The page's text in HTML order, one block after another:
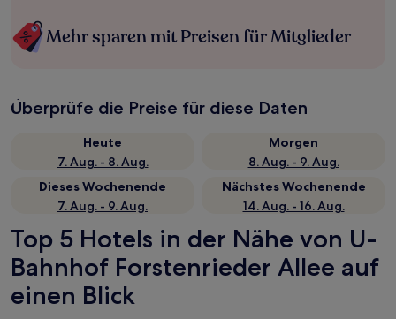
Mehr sparen mit Preisen für Mitglieder
Überprüfe die Preise für diese Daten
Heute
7. Aug. - 8. Aug.
Morgen
8. Aug. - 9. Aug.
Dieses Wochenende
7. Aug. - 9. Aug.
Nächstes Wochenende
14. Aug. - 16. Aug.
Top 5 Hotels in der Nähe von U-
Bahnhof Forstenrieder Allee auf
einen Blick